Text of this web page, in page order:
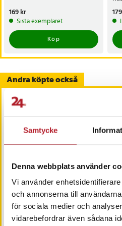
Samtycke
Denna webbplats använder
Vi använder
och annonserna till
för sociala medier och
vidarebefordrar även sådana
Pris:169 kr
169 kr
Sista exemplaret
Köp
Andra köpte också
Uttunningssax i rostfritt
stål